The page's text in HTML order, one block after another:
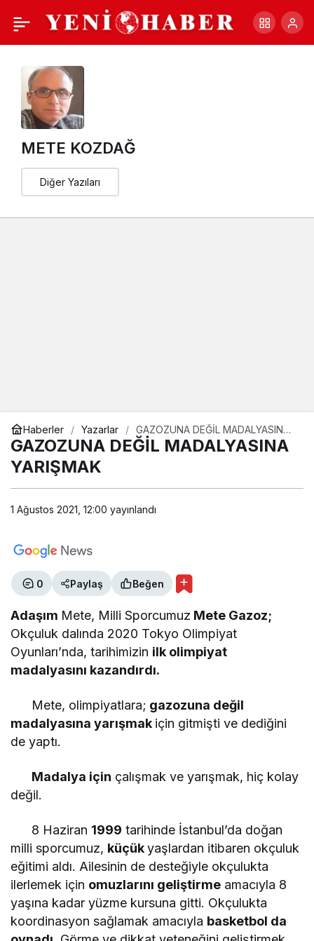
METE KOZDAĞ
Diğer Yazıları
Haberler Yazarlar
GAZOZUNA DEĞİL MADALYASINA
YARIŞMAK
GAZOZUNA DEĞİL MADALYASINA
YARIŞMAK
1 Ağustos 2021, 12:00 yayınlandı
0 Paylaş Beğen
Adaşım Mete, Milli Sporcumuz Mete Gazoz;
Okçuluk dalında 2020 Tokyo Olimpiyat
Oyunları’nda, tarihimizin ilk olimpiyat
madalyasını kazandırdı.
Mete, olimpiyatlara; gazozuna değil
madalyasına yarışmak için gitmişti ve dediğini
de yaptı.
Madalya için çalışmak ve yarışmak, hiç kolay
değil.
8 Haziran 1999 tarihinde İstanbul’da doğan
milli sporcumuz, küçükyaşlardan itibaren okçuluk
eğitimi aldı. Ailesinin de desteğiyle okçulukta
ilerlemek için omuzlarını geliştirme amacıyla 8
yaşına kadar yüzme kursuna gitti. Okçulukta
koordinasyon sağlamak amacıyla basketbol da
Her telden kısa kısa + - Paylaş